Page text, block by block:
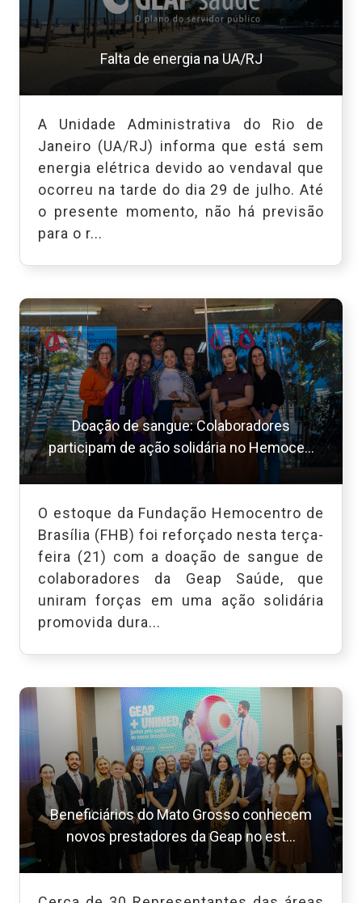
Falta de energia na UA/RJ
A Unidade Administrativa do Rio de
Janeiro (UA/RJ) informa que está sem
energia elétrica devido ao vendaval que
ocorreu na tarde do dia 29 de julho. Até
o presente momento, não há previsão
para o r...
Doação de sangue: Colaboradores
participam de ação solidária no Hemoce...
O estoque da Fundação Hemocentro de
Brasília (FHB) foi reforçado nesta terça-
feira (21) com a doação de sangue de
colaboradores da Geap Saúde, que
uniram forças em uma ação solidária
promovida dura...
Beneficiários do Mato Grosso conhecem
novos prestadores da Geap no est...